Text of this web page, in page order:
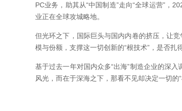
PC业务，助其从“中国制造”走向“全球运营”，
业正在全球攻城略地。
但光环之下，国际巨头与国内内卷的挤压，让
模与份额，支撑这一切创新的“根技术”，是否扎
基于过去一年对国内众多“出海”制造企业的深
风光，而在于深海之下，那看不见却决定一切